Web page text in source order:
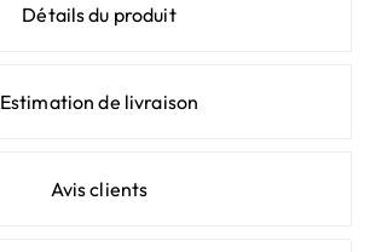
Détails du produit
Estimation de livraison
Avis clients